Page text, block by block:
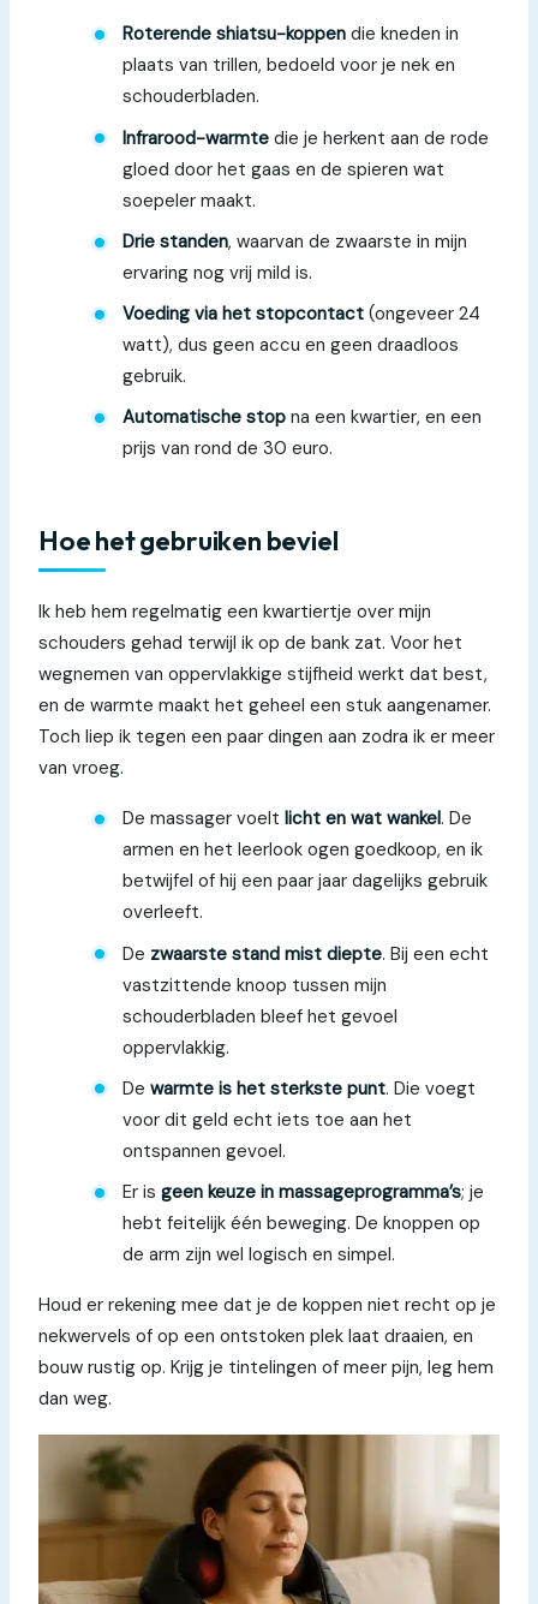
Roterende shiatsu-koppen die kneden in
plaats van trillen, bedoeld voor je nek en
schouderbladen.
Infrarood-warmte die je herkent aan de rode
gloed door het gaas en de spieren wat
soepeler maakt.
Drie standen, waarvan de zwaarste in mijn
ervaring nog vrij mild is.
Voeding via het stopcontact (ongeveer 24
watt), dus geen accu en geen draadloos
gebruik.
Automatische stop na een kwartier, en een
prijs van rond de 30 euro.
Hoe het gebruiken beviel
Ik heb hem regelmatig een kwartiertje over mijn
schouders gehad terwijl ik op de bank zat. Voor het
wegnemen van oppervlakkige stijfheid werkt dat best,
en de warmte maakt het geheel een stuk aangenamer.
Toch liep ik tegen een paar dingen aan zodra ik er meer
van vroeg.
De massager voeltlicht en wat wankel. De
armen en het leerlook ogen goedkoop, en ik
betwijfel of hij een paar jaar dagelijks gebruik
overleeft.
De zwaarste stand mist diepte. Bij een echt
vastzittende knoop tussen mijn
schouderbladen bleef het gevoel
oppervlakkig.
Dewarmte is het sterkste punt. Die voegt
voor dit geld echt iets toe aan het
ontspannen gevoel.
Er isgeen keuze in massageprogramma’s; je
hebt feitelijk één beweging. De knoppen op
de arm zijn wel logisch en simpel.
Houd er rekening mee dat je de koppen niet recht op je
nekwervels of op een ontstoken plek laat draaien, en
bouw rustig op. Krijg je tintelingen of meer pijn, leg hem
dan weg.